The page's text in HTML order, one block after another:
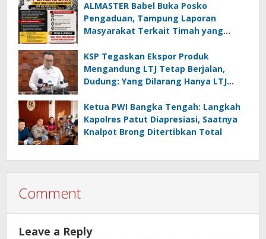
ALMASTER Babel Buka Posko
Pengaduan, Tampung Laporan
Masyarakat Terkait Timah yang
KSP Tegaskan Ekspor Produk
Mengandung LTJ Tetap Berjalan,
Dudung: Yang Dilarang Hanya LTJ
Ketua PWI Bangka Tengah: Langkah
Kapolres Patut Diapresiasi, Saatnya
Knalpot Brong Ditertibkan Total
Comment
Leave a Reply